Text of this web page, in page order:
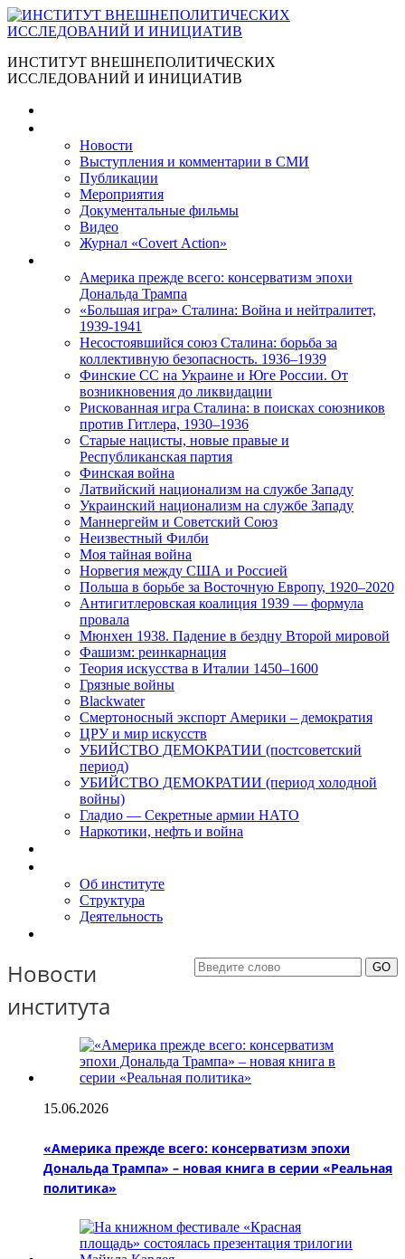
ИНСТИТУТ ВНЕШНЕПОЛИТИЧЕСКИХ
ИССЛЕДОВАНИЙ И ИНИЦИАТИВ
Новости
Выступления и коммента­рии в СМИ
Публикации
Мероприятия
Документальные фильмы
Видео
Журнал «Covert Action»
Америка прежде всего: консерватизм эпохи
Дональда Трампа
«Большая игра» Сталина: Война и нейтралитет,
1939-1941
Несостоявшийся союз Сталина: борьба за
коллективную безопасность. 1936–1939
Финские СС на Украине и Юге России. От
возникновения до ликвидации
Рискованная игра Сталина: в поисках союзников
против Гитлера, 1930–1936
Старые нацисты, новые правые и
Республиканская партия
Финская война
Латвийский национализм на службе Западу
Украинский национализм на службе Западу
Маннергейм и Советский Союз
Неизвестный Филби
Моя тайная война
Норвегия между США и Россией
Польша в борьбе за Восточную Европу, 1920–2020
Антигитлеровская коалиция 1939 — формула
провала
Мюнхен 1938. Падение в бездну Второй мировой
Фашизм: реинкарнация
Теория искусства в Италии 1450–1600
Грязные войны
Blackwater
Смертоносный экспорт Америки – демократия
ЦРУ и мир искусств
УБИЙСТВО ДЕМОКРАТИИ (постсоветский
период)
УБИЙСТВО ДЕМОКРАТИИ (период холодной
войны)
Гладио — Секретные армии НАТО
Наркотики, нефть и война
Об институте
Структура
Деятельность
Новости
института
15.06.2026
«Америка прежде всего: консерватизм эпохи
Дональда Трампа» – новая книга в серии «Реальная
политика»